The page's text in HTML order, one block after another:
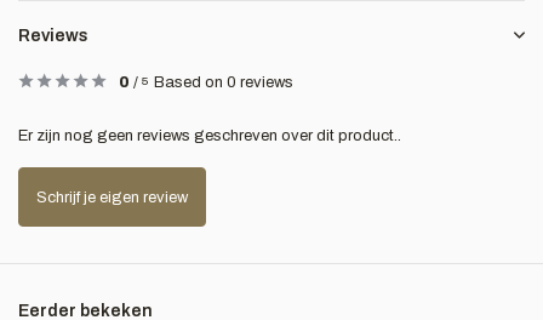
Reviews
0 / 5 Based on 0 reviews
Er zijn nog geen reviews geschreven over dit product..
Schrijf je eigen review
Eerder bekeken